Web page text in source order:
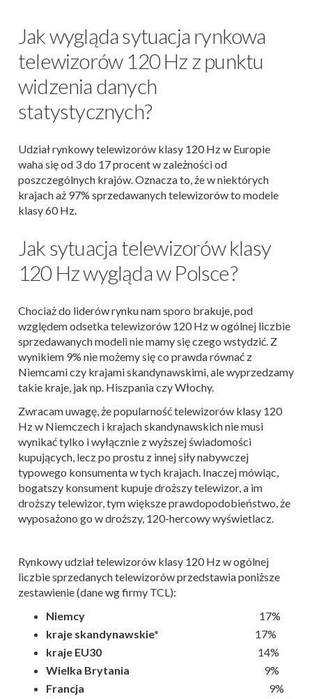
Jak wygląda sytuacja rynkowa
telewizorów 120 Hz z punktu
widzenia danych
statystycznych?
Udział rynkowy telewizorów klasy 120 Hz w Europie
waha się od 3 do 17 procent w zależności od
poszczególnych krajów. Oznacza to, że w niektórych
krajach aż 97% sprzedawanych telewizorów to modele
klasy 60 Hz.
Jak sytuacja telewizorów klasy
120 Hz wygląda w Polsce?
Chociaż do liderów rynku nam sporo brakuje, pod
względem odsetka telewizorów 120 Hz w ogólnej liczbie
sprzedawanych modeli nie mamy się czego wstydzić. Z
wynikiem 9% nie możemy się co prawda równać z
Niemcami czy krajami skandynawskimi, ale wyprzedzamy
takie kraje, jak np. Hiszpania czy Włochy.
Zwracam uwagę, że popularność telewizorów klasy 120
Hz w Niemczech i krajach skandynawskich nie musi
wynikać tylko i wyłącznie z wyższej świadomości
kupujących, lecz po prostu z innej siły nabywczej
typowego konsumenta w tych krajach. Inaczej mówiąc,
bogatszy konsument kupuje droższy telewizor, a im
droższy telewizor, tym większe prawdopodobieństwo, że
wyposażono go w droższy, 120-hercowy wyświetlacz.
Rynkowy udział telewizorów klasy 120 Hz w ogólnej
liczbie sprzedanych telewizorów przedstawia poniższe
zestawienie (dane wg firmy TCL):
Niemcy
17%
kraje skandynawskie*
17%
kraje EU30
14%
Wielka Brytania
9%
Francja
9%